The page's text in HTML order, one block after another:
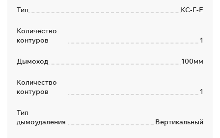
Тип КС-Г-Е
Количество
контуров
1
Дымоход 100мм
Количество
контуров
1
Тип
дымоудаления
Вертикальный